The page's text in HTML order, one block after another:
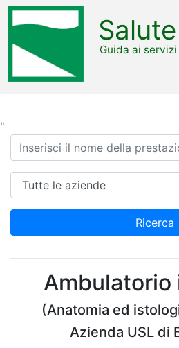
"
Salute
Guida ai servizi
Ricerca
Azienda
Ricerca
Ambulatorio
(Anatomia ed
Azienda USL di